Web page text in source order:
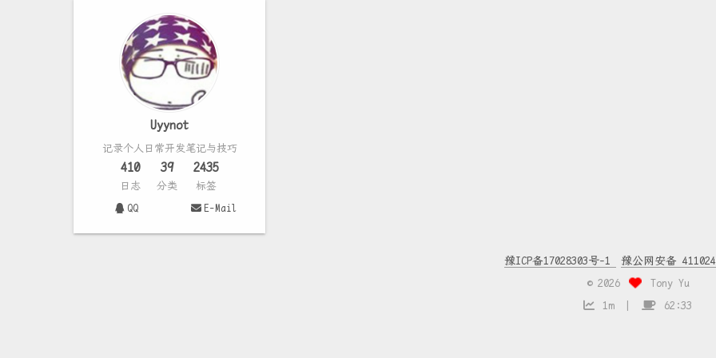
Uyynot
记录个人日常开发笔记与技巧
410
日志
39
分类
2435
标签
QQ
E-Mail
豫ICP备17028303号-1
豫公网安备
© 2026
Tony Yu
1m
62:33